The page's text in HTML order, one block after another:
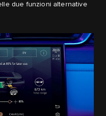
due funzioni alternative